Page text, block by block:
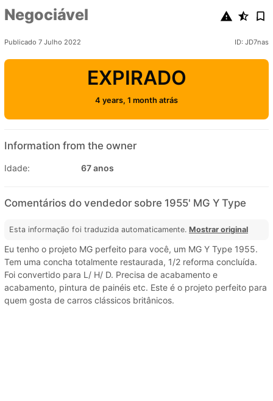
Negociável
Publicado 7 Julho 2022 ID: JD7nas
EXPIRADO
4 years, 1 month atrás
Information from the owner
Idade: 67 anos
Comentários do vendedor sobre 1955' MG Y Type
Esta informação foi traduzida automaticamente. Mostrar original
Eu tenho o projeto MG perfeito para você, um MG Y Type 1955.
Tem uma concha totalmente restaurada, 1/2 reforma concluída.
Foi convertido para L/ H/ D. Precisa de acabamento e
acabamento, pintura de painéis etc. Este é o projeto perfeito para
quem gosta de carros clássicos britânicos.